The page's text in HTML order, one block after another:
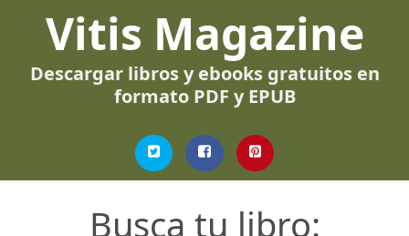
Vitis Magazine
Descargar libros y ebooks gratuitos en
formato PDF y EPUB
Busca tu libro: